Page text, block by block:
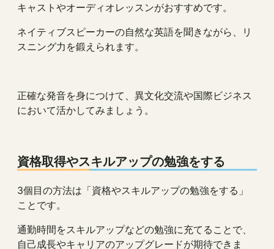
キャストやオーディオレッスンがおすすめです。
ネイティブスピーカーの自然な英語を聞きながら、リ
スニング力を鍛えられます。
正確な発音を身につけて、異文化交流や国際ビジネス
において活かしてみましょう。
資格取得やスキルアップの勉強をする
3個目の方法は「資格やスキルアップの勉強をする」
ことです。
通勤時間をスキルアップなどの勉強に充てることで、
自己成長やキャリアのアップグレードが期待できま